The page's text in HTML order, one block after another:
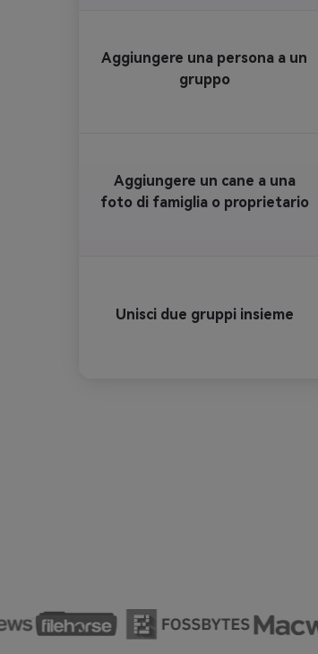
Aggiungere una persona a un
gruppo
Aggiungere un cane a una
foto di famiglia o proprietario
Unisci due gruppi insieme